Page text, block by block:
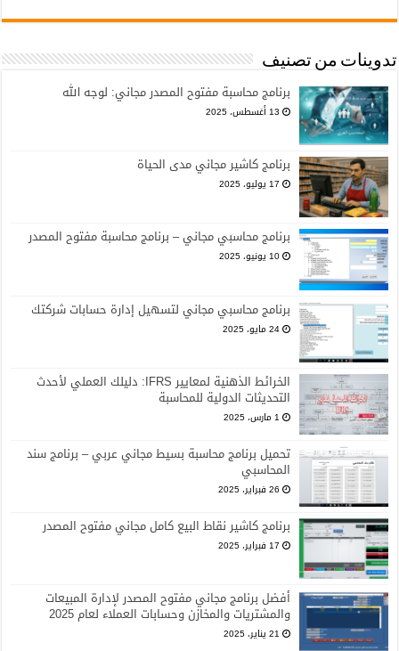
تدوينات من تصنيف
برنامج محاسبة مفتوح المصدر مجاني: لوجه الله
13 أغسطس، 2025
برنامج كاشير مجاني مدى الحياة
17 يوليو، 2025
برنامج محاسبي مجاني – برنامج محاسبة مفتوح المصدر
10 يونيو، 2025
برنامج محاسبي مجاني لتسهيل إدارة حسابات شركتك
24 مايو، 2025
الخرائط الذهنية لمعايير IFRS: دليلك العملي لأحدث
التحديثات الدولية للمحاسبة
1 مارس، 2025
تحميل برنامج محاسبة بسيط مجاني عربي – برنامج سند
المحاسبي
26 فبراير، 2025
برنامج كاشير نقاط البيع كامل مجاني مفتوح المصدر
17 فبراير، 2025
أفضل برنامج مجاني مفتوح المصدر لإدارة المبيعات
والمشتريات والمخازن وحسابات العملاء لعام 2025
21 يناير، 2025